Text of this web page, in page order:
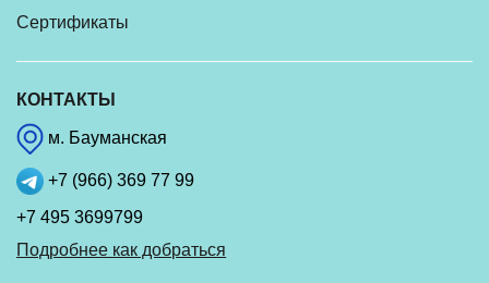
Сертификаты
КОНТАКТЫ
м. Бауманская
+7 (966) 369 77 99
+7 495 3699799
Подробнее как добраться